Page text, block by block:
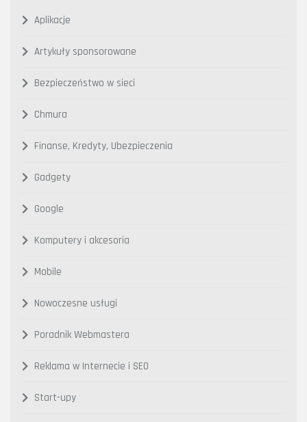
Aplikacje
Artykuły sponsorowane
Bezpieczeństwo w sieci
Chmura
Finanse, Kredyty, Ubezpieczenia
Gadgety
Google
Komputery i akcesoria
Mobile
Nowoczesne usługi
Poradnik Webmastera
Reklama w Internecie i SEO
Start-upy